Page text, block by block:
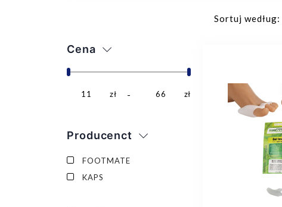
Cena
11 zł 66 zł
Producenct
FOOTMATE
KAPS
Sortuj według: